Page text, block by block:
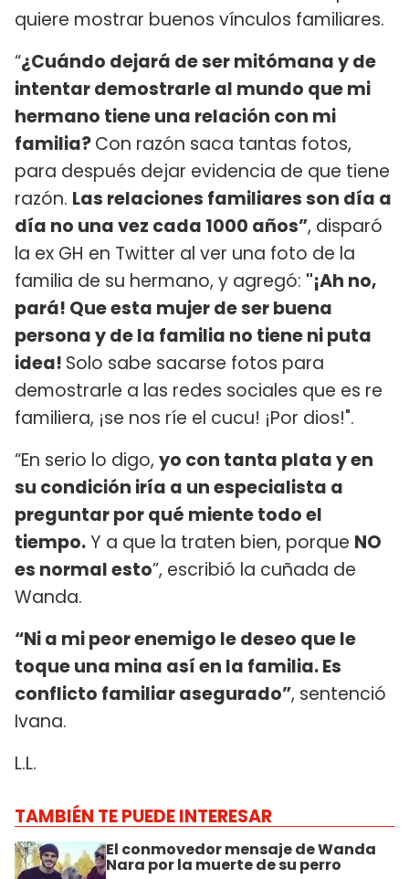
quiere mostrar buenos vínculos familiares.
“¿Cuándo dejará de ser mitómana y de
intentar demostrarle al mundo que mi
hermano tiene una relación con mi
familia?Con razón saca tantas fotos,
para después dejar evidencia de que tiene
razón. Las relaciones familiares son día a
día no una vez cada 1000 años”, disparó
la ex GH en Twitter al ver una foto de la
familia de su hermano, y agregó: "¡Ah no,
pará! Que esta mujer de ser buena
persona y de la familia no tiene ni puta
idea! Solo sabe sacarse fotos para
demostrarle a las redes sociales que es re
familiera, ¡se nos ríe el cucu! ¡Por dios!".
“En serio lo digo, yo con tanta plata y en
su condición iría a un especialista a
preguntar por qué miente todo el
tiempo.Y a que la traten bien, porque NO
es normal esto”, escribió la cuñada de
Wanda.
“Ni a mi peor enemigo le deseo que le
toque una mina así en la familia. Es
conflicto familiar asegurado”, sentenció
Ivana.
L.L.
TAMBIÉN TE PUEDE INTERESAR
El conmovedor mensaje de Wanda
Nara por la muerte de su perro